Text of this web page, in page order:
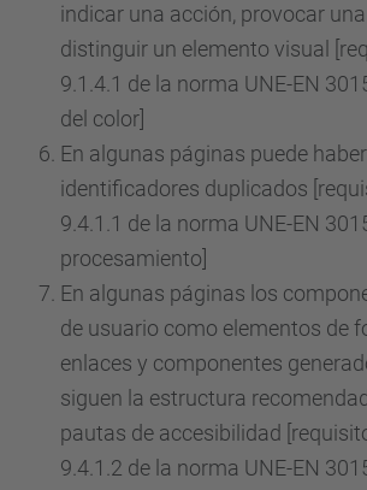
indicar una acción, provocar
distinguir un elemento visual
9.1.4.1 de la norma UNE-EN
del color]
En algunas páginas puede
identificadores duplicados
9.4.1.1 de la norma UNE-EN
procesamiento]
En algunas páginas los
de usuario como elementos de
enlaces y componentes
siguen la estructura
pautas de accesibilidad
9.4.1.2 de la norma UNE-EN